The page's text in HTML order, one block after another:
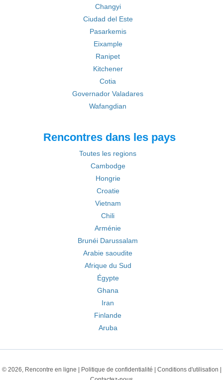
Changyi
Ciudad del Este
Pasarkemis
Eixample
Ranipet
Kitchener
Cotia
Governador Valadares
Wafangdian
Rencontres dans les pays
Toutes les regions
Cambodge
Hongrie
Croatie
Vietnam
Chili
Arménie
Brunéi Darussalam
Arabie saoudite
Afrique du Sud
Égypte
Ghana
Iran
Finlande
Aruba
© 2026, Rencontre en ligne | Politique de confidentialité Conditions d'utilisation